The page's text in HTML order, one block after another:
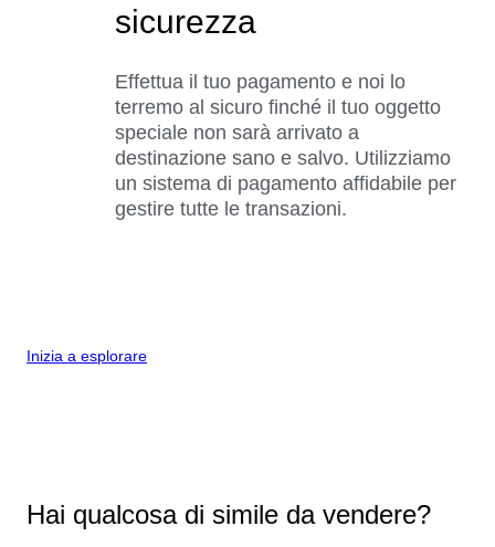
sicurezza
Effettua il tuo pagamento e noi lo
terremo al sicuro finché il tuo oggetto
speciale non sarà arrivato a
destinazione sano e salvo. Utilizziamo
un sistema di pagamento affidabile per
gestire tutte le transazioni.
Inizia a esplorare
Hai qualcosa di simile da vendere?